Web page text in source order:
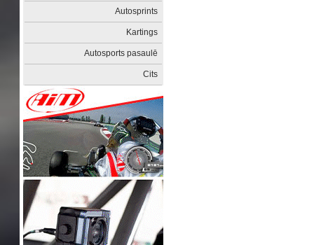
Autosprints
Kartings
Autosports pasaulē
Cits